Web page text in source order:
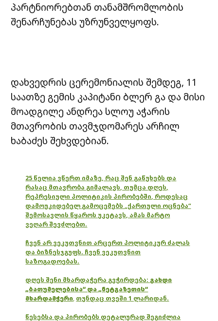
პარტნიორებთან თანამშრომლობის
შენარჩუნებას უზრუნველყოფს.
დახვედრის ცერემონიალის შემდეგ, 11
საათზე გემის კაპიტანი ბლერ გა და მისი
მოადგილე ანდრეა სლოუ აჭარის
მთავრობის თავმჯდომარეს არჩილ
ხაბაძეს შეხვდებიან.
25 წელია ვწერთ იმაზე, რაც შენ გაწუხებს და
რასაც მთავრობა გიმალავს, თუმცა დღეს,
რეპრესიული პოლიტიკის პირობებში, როდესაც
დამოუკიდებელ გამოცემებს „ქართული ოცნება“
შემოსავლის წყაროს უკეტავს, ამას მარტო
ვეღარ შევძლებთ.
ჩვენ არ ვეკუთვნით არცერთ პოლიტიკურ ძალას
და ბიზნესჯგუფს. ჩვენ ვეკუთვნით
საზოგადოებას.
დღეს შენი მხარდაჭერა გვჭირდება: გახდი
„ბათუმელებისა“ და „ნეტგაზეთის“
მხარდამჭერი, თუნდაც თვეში 1 ლარიდან.
წესებსა და პირობებს დეტალურად შეგიძლია